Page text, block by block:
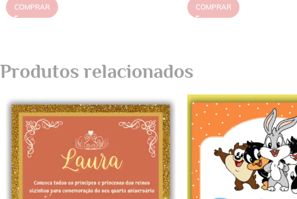
COMPRAR COMPRAR
Produtos relacionados